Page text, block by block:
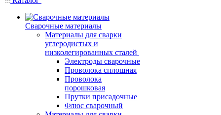
Сварочные материалы
Материалы для сварки
углеродистых и
низколегированных сталей
Электроды сварочные
Проволока сплошная
Проволока
порошковая
Прутки присадочные
Флюс сварочный